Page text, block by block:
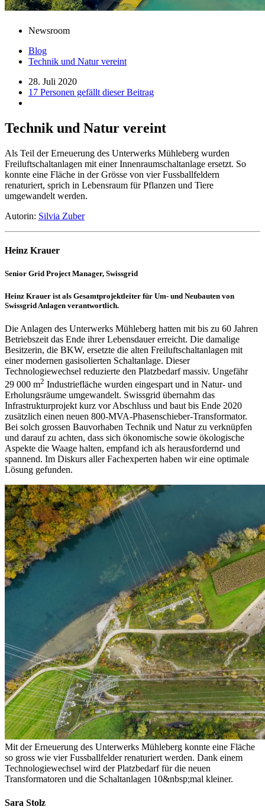
Newsroom
Blog
Technik und Natur vereint
28. Juli 2020
17 Personen gefällt dieser Beitrag
Technik und Natur vereint
Als Teil der Erneuerung des Unterwerks Mühleberg wurden
Freiluftschaltanlagen mit einer Innenraumschaltanlage ersetzt. So
konnte eine Fläche in der Grösse von vier Fussballfeldern
renaturiert, sprich in Lebensraum für Pflanzen und Tiere
umgewandelt werden.
Autorin: Silvia Zuber
Heinz Krauer
Senior Grid Project Manager, Swissgrid
Heinz Krauer ist als Gesamtprojektleiter für Um- und Neubauten von
Swissgrid Anlagen verantwortlich.
Die Anlagen des Unterwerks Mühleberg hatten mit bis zu 60 Jahren
Betriebszeit das Ende ihrer Lebensdauer erreicht. Die damalige
Besitzerin, die BKW, ersetzte die alten Freiluftschaltanlagen mit
einer modernen gasisolierten Schaltanlage. Dieser
Technologiewechsel reduzierte den Platzbedarf massiv. Ungefähr
29 000 m2 Industriefläche wurden eingespart und in Natur- und
Erholungsräume umgewandelt. Swissgrid übernahm das
Infrastrukturprojekt kurz vor Abschluss und baut bis Ende 2020
zusätzlich einen neuen 800-MVA-Phasenschieber-Transformator.
Bei solch grossen Bauvorhaben Technik und Natur zu verknüpfen
und darauf zu achten, dass sich ökonomische sowie ökologische
Aspekte die Waage halten, empfand ich als herausfordernd und
spannend. Im Diskurs aller Fachexperten haben wir eine optimale
Lösung gefunden.
Mit der Erneuerung des Unterwerks Mühleberg konnte eine Fläche
so gross wie vier Fussballfelder renaturiert werden. Dank einem
Technologiewechsel wird der Platzbedarf für die neuen
Transformatoren und die Schaltanlagen 10&nbsp;mal kleiner.
Sara Stolz